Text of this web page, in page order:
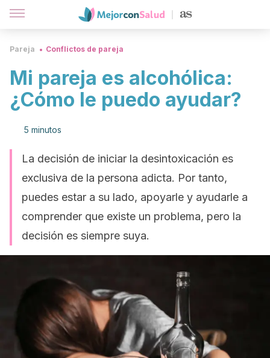
Pareja Conflictos de pareja
Mi pareja es alcohólica:
¿Cómo le puedo ayudar?
5 minutos
La decisión de iniciar la desintoxicación es
exclusiva de la persona adicta. Por tanto,
puedes estar a su lado, apoyarle y ayudarle a
comprender que existe un problema, pero la
decisión es siempre suya.